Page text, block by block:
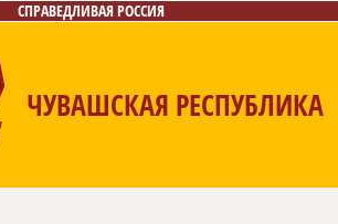
СПРАВЕДЛИВАЯ РОССИЯ
ЧУВАШСКАЯ РЕСПУБЛИКА